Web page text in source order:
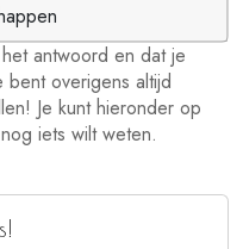
antwoord en dat je
bent overigens altijd
Je kunt hieronder op
iets wilt weten.